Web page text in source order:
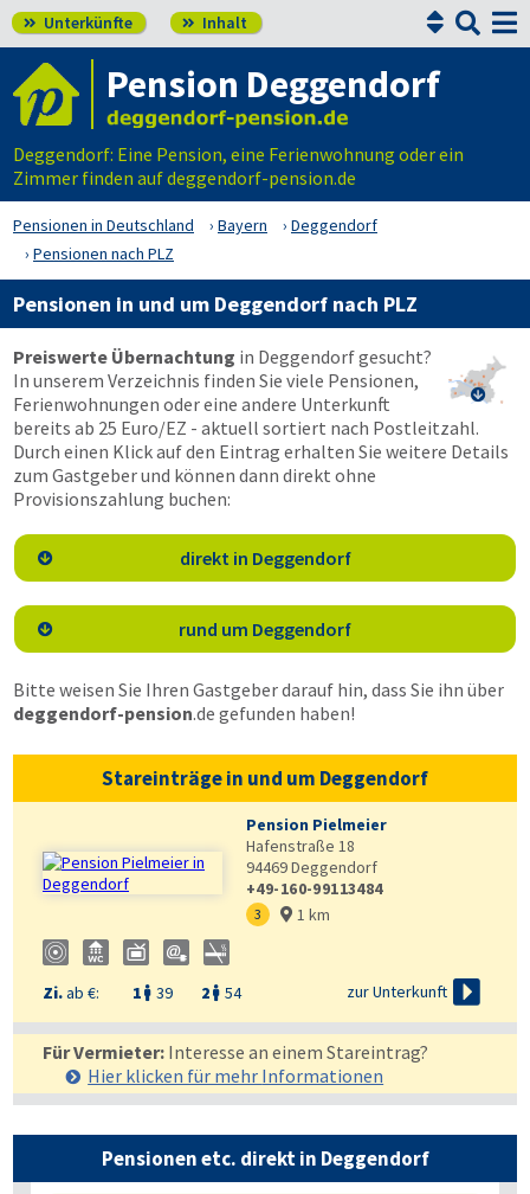
 Unterkünfte  Inhalt 

Pension Deggendorf
Deggendorf: Eine Pension, eine Ferienwohnung oder ein
Zimmer finden auf deggendorf-pension.de
Pensionen in Deutschland Bayern
Deggendorf
Pensionen nach PLZ
Pensionen in und um Deggendorf nach PLZ

Preiswerte Übernachtung in Deggendorf gesucht?
In unserem Verzeichnis finden Sie viele Pensionen,
Ferienwohnungen oder eine andere Unterkunft
bereits ab 25 Euro/EZ - aktuell sortiert nach Postleitzahl.
Durch einen Klick auf den Eintrag erhalten Sie weitere Details
zum Gastgeber und können dann direkt ohne
Provisionszahlung buchen:
 direkt in Deggendorf
 rund um Deggendorf
Bitte weisen Sie Ihren Gastgeber darauf hin, dass Sie ihn über
deggendorf-pension.de gefunden haben!
Stareinträge in und um Deggendorf
Pension Pielmeier
Hafenstraße 18
94469Deggendorf
+49-160-99113484
3  1 km
Zi.ab €: 1  39 2  54 zur Unterkunft 
Für Vermieter: Interesse an einem Stareintrag?
Hier klicken für mehr Informationen
Pensionen etc. direkt in Deggendorf